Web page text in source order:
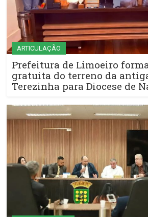
ARTICULAÇÃO
Prefeitura de Limoeiro
gratuita do terreno da
Terezinha para Diocese de